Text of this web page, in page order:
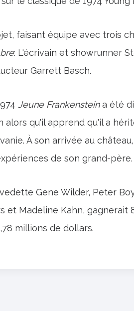
faisant équipe avec trois
: L'écrivain et showrunner
Garrett Basch.
Jeune Frankensteina été
alors qu'il apprend qu'il a
À son arrivée au
de son grand-père.
Gene Wilder, Peter
et Madeline Kahn, gagnerait
millions de dollars.